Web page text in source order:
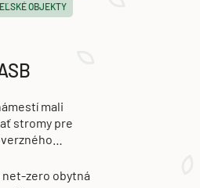
OBJEKTY
mali
stromy pre
net-zero obytná